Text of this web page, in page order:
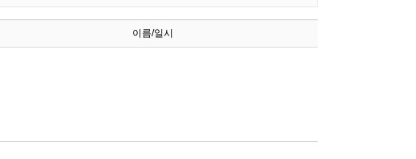
이름/일시